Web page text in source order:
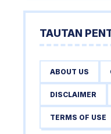
TAUTAN
ABOUT US
DISCLAIMER
TERMS OF USE